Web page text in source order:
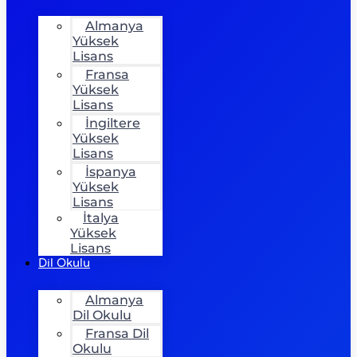
Almanya
Yüksek
Lisans
Fransa
Yüksek
Lisans
İngiltere
Yüksek
Lisans
İspanya
Yüksek
Lisans
İtalya
Yüksek
Lisans
Dil Okulu
Almanya
Dil Okulu
Fransa Dil
Okulu